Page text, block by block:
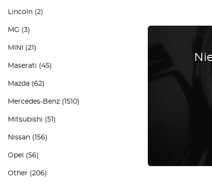
Lincoln (2)
MG (3)
MINI (21)
Maserati (45)
Mazda (62)
Mercedes-Benz (1510)
Mitsubishi (51)
Nissan (156)
Opel (56)
Other (206)